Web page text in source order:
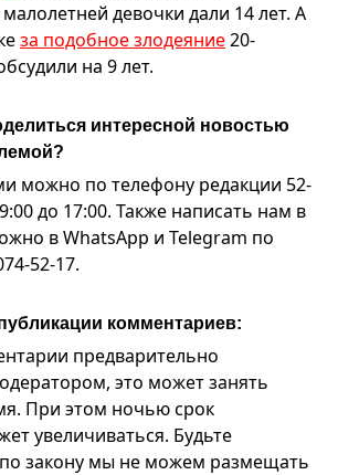
девочки дали 14 лет. А
за подобное злодеяние20-
на 9 лет.
интересной новостью
можно по телефону редакции 52-
до 17:00. Также написать нам в
в WhatsApp и Telegram по
52-17.
комментариев:
предварительно
это может занять
При этом ночью срок
увеличиваться. Будьте
закону мы не можем размещать